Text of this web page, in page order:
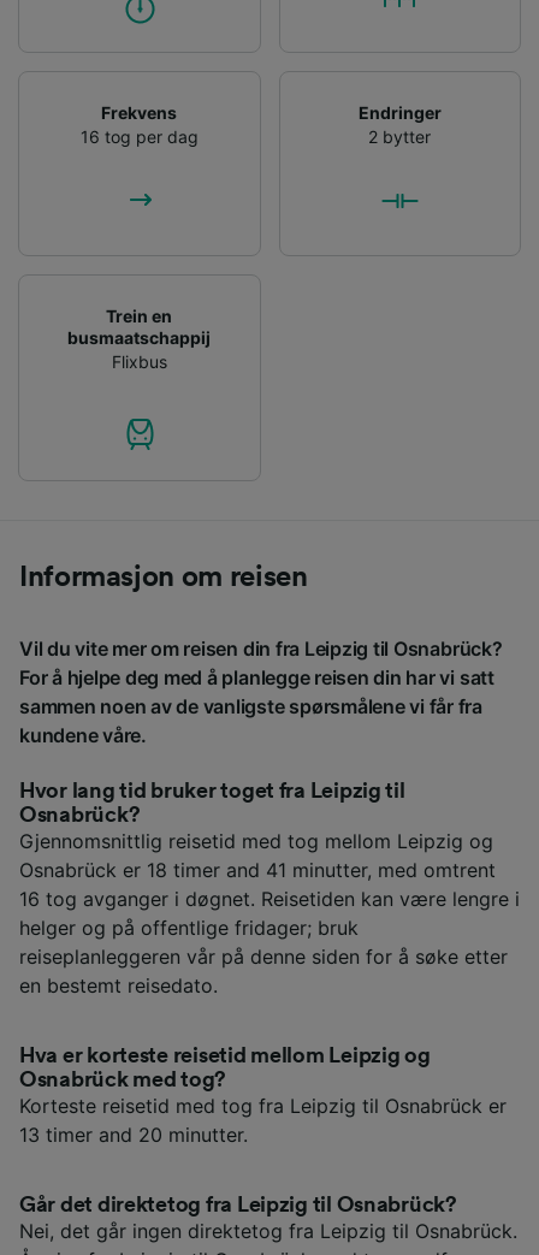
Frekvens
16 tog per dag
Endringer
2 bytter
Trein en
busmaatschappij
Flixbus
Informasjon om reisen
Vil du vite mer om reisen din fra Leipzig til Osnabrück?
For å hjelpe deg med å planlegge reisen din har vi satt
sammen noen av de vanligste spørsmålene vi får fra
kundene våre.
Hvor lang tid bruker toget fra Leipzig til
Osnabrück?
Gjennomsnittlig reisetid med tog mellom Leipzig og
Osnabrück er 18 timer and 41 minutter, med omtrent
16 tog avganger i døgnet. Reisetiden kan være lengre i
helger og på offentlige fridager; bruk
reiseplanleggeren vår på denne siden for å søke etter
en bestemt reisedato.
Hva er korteste reisetid mellom Leipzig og
Osnabrück med tog?
Korteste reisetid med tog fra Leipzig til Osnabrück er
13 timer and 20 minutter.
Går det direktetog fra Leipzig til Osnabrück?
Nei, det går ingen direktetog fra Leipzig til Osnabrück.